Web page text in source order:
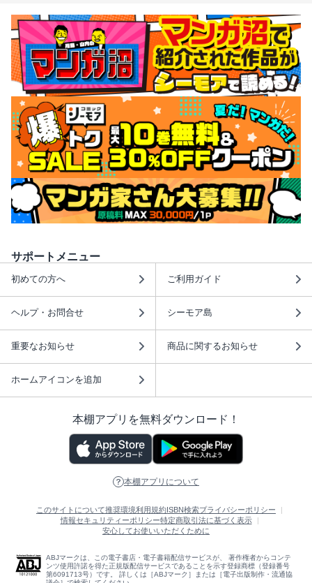
サポートメニュー
初めての方へ ご利用ガイド
ヘルプ・お問合せ シーモア島
重要なお知らせ 商品に関するお知らせ
ホームアイコンを追加
本棚アプリを無料ダウンロード！
本棚アプリについて
このサイトについて推奨環境利用規約 ISBN検索プライバシーポリシー
情報セキュリティーポリシー特定商取引法に基づく表示
安心してお使いいただくために
ABJマークは、この電子書店・電子書籍配信サービスが、 著作権者からコンテ
ンツ使用許諾を得た正規版配信サービスであることを示す登録商標（登録番号
第6091713号）です。 詳しくは［ABJマーク］または［電子出版制作・流通協